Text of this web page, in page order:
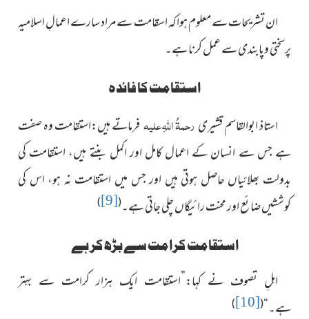
ان تشریحات سے معلوم ہوا کہ اسقامت سے مراد سارے اعمالِ اسلامیہ
پرسختی وپابندی سے عمل کرنا ہے۔
استقامت کا فائدہ
استاذ ابوالقاسم قشیریرحمۃُ اللہِ علیہفرماتے ہیں:استقامت وہ صفت
ہے جس سے انسان کے اعمال کامل اور اکمل بنتے ہیں، استقامت کی
بدولت بھلائیاں حاصل ہوتی ہیں اور جس میں استقامت نہ ہو، اس کی
کوششیں ضائع اور محنت رائیگاں چلی جاتی ہے۔(
[9]
)
استقامت کرامت سے بڑھ کر ہے
اہلِ تصوف نے کہا:”استقامت ایک ہزار کرامت سے بہتر
ہے۔“(
[10]
)